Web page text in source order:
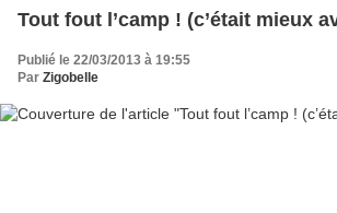
Tout fout l’camp ! (c’était mieux
Publié le 22/03/2013 à 19:55
Par Zigobelle